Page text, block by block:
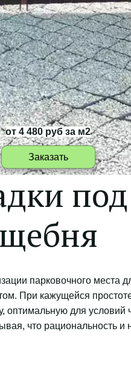
от 4 480 руб за м2
Заказать
щебня
парковочного места
При кажущейся
оптимальную для
что рациональность